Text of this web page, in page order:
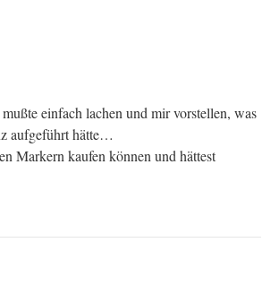
einfach lachen und mir vorstellen, was
aufgeführt hätte…
Markern kaufen können und hättest